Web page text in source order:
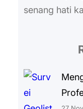
senang hati